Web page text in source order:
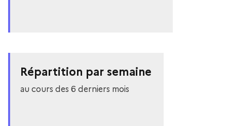
Répartition par semaine
au cours des 6 derniers mois